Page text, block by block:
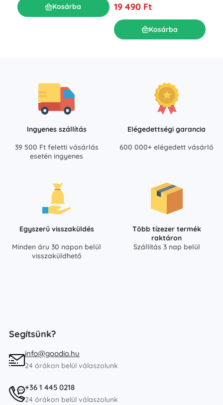
Kosárba 19 490 Ft
Kosárba
Ingyenes szállítás
39 500 Ft feletti vásárlás
esetén ingyenes
Elégedettségi garancia
600 000+ elégedett vásárló
Egyszerű visszaküldés
Minden áru 30 napon belül
visszaküldhető
Több tízezer termék
raktáron
Szállítás 3 nap belül
Segítsünk?
info@goodio.hu
24 órákon belül válaszolunk
+36 1 445 0218
24 órákon belül válaszolunk